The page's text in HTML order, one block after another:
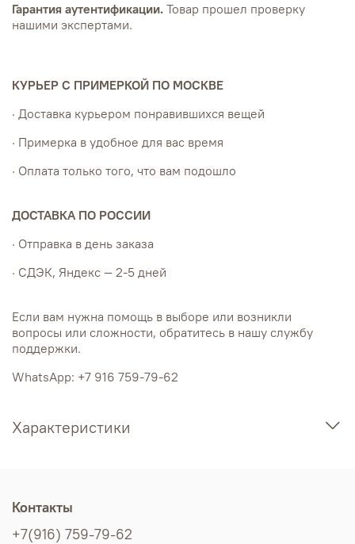
Гарантия аутентификации. Товар прошел проверку
нашими экспертами.
КУРЬЕР С ПРИМЕРКОЙ ПО МОСКВЕ
· Доставка курьером понравившихся вещей
· Примерка в удобное для вас время
· Оплата только того, что вам подошло
ДОСТАВКА ПО РОССИИ
· Отправка в день заказа
· СДЭК, Яндекс — 2-5 дней
Если вам нужна помощь в выборе или возникли
вопросы или сложности, обратитесь в нашу службу
поддержки.
WhatsApp: +7 916 759-79-62
Характеристики
Контакты
+7(916) 759-79-62